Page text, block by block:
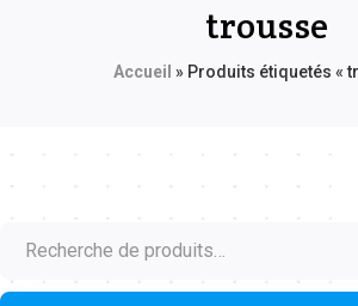
trousse
Accueil » Produits étiquetés «
pour :